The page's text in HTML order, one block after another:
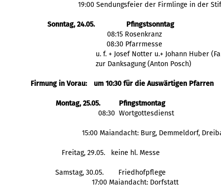
19:00 Sendungsfeier der Firmlinge in der
Sonntag, 24.05.
Pfingstsonntag
08:15 Rosenkranz
08:30 Pfarrmesse
u. f. + Josef Notter u.+ Johann Huber
zur Danksagung (Anton Posch)
Firmung in Vorau: um 10:30 für die Auswärtigen Pfarren
Montag, 25.05.
Pfingstmontag
  08:30  Wortgottesdienst
15:00 Maiandacht: Burg, Demmeldorf,
Freitag, 29.05. keine hl. Messe
Samstag, 30.05.
Friedhofpflege
17:00 Maiandacht: Dorfstatt